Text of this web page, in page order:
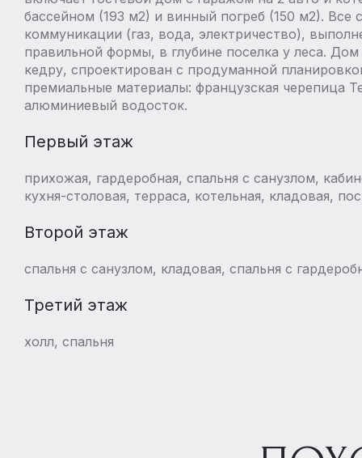
бассейном (193 м2) и винный погреб (150 м2).
коммуникации (газ, вода, электричество),
правильной формы, в глубине поселка у леса.
кедру, спроектирован с продуманной
премиальные материалы: французская черепица
алюминиевый водосток.
Первый этаж
прихожая, гардеробная, спальня с санузлом,
кухня-столовая, терраса, котельная, кладовая,
Второй этаж
спальня с санузлом, кладовая, спальня с
Третий этаж
холл, спальня